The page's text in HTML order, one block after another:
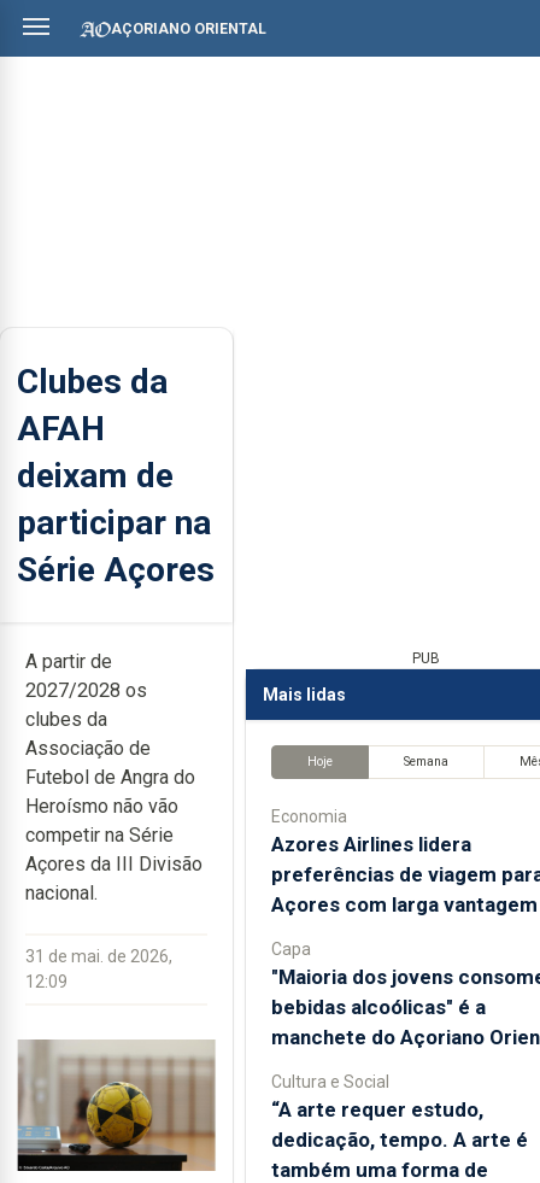
AÇORIANO ORIENTAL
Clubes da
AFAH
deixam de
participar na
Série Açores
A partir de
2027/2028 os
clubes da
Associação de
Futebol de Angra do
Heroísmo não vão
competir na Série
Açores da III Divisão
nacional.
31 de mai. de 2026,
12:09
PUB
Mais lidas
Hoje Semana
Economia
Azores Airlines lidera
preferências de viagem
Açores com larga vantagem
Capa
"Maioria dos jovens
bebidas alcoólicas" é a
manchete do Açoriano
Cultura e Social
“A arte requer estudo,
dedicação, tempo. A arte é
também uma forma de